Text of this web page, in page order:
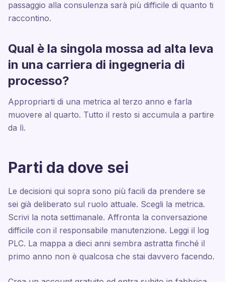
passaggio alla consulenza sarà più difficile di quanto ti
raccontino.
Qual è la singola mossa ad alta leva
in una carriera di ingegneria di
processo?
Appropriarti di una metrica al terzo anno e farla
muovere al quarto. Tutto il resto si accumula a partire
da lì.
Parti da dove sei
Le decisioni qui sopra sono più facili da prendere se
sei già deliberato sul ruolo attuale. Scegli la metrica.
Scrivi la nota settimanale. Affronta la conversazione
difficile con il responsabile manutenzione. Leggi il log
PLC. La mappa a dieci anni sembra astratta finché il
primo anno non è qualcosa che stai davvero facendo.